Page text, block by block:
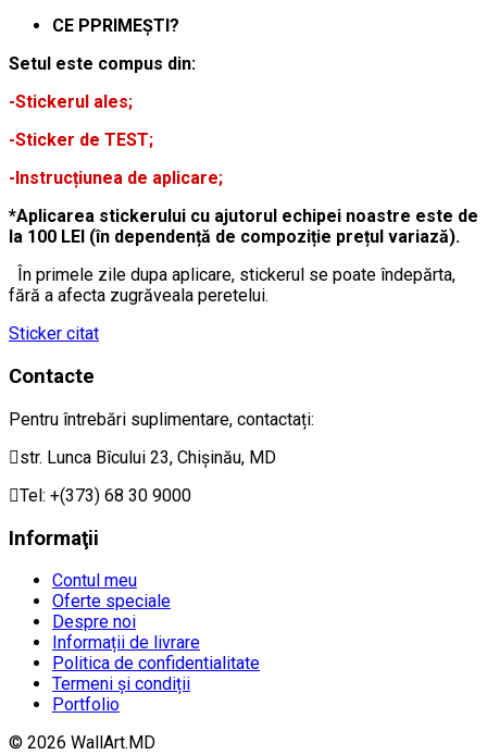
CE PPRIMEȘTI?
Setul este compus din:
-Stickerul ales;
-Sticker de TEST;
-Instrucțiunea de aplicare;
*Aplicarea stickerului cu ajutorul echipei noastre este de
la 100 LEI (în dependență de compoziție prețul variază).
În primele zile dupa aplicare, stickerul se poate îndepărta,
fără a afecta zugrăveala peretelui.
Sticker citat
Contacte
Pentru întrebări suplimentare, contactați:
str. Lunca Bîcului 23, Chișinău, MD
Tel: +(373) 68 30 9000
Informaţii
Contul meu
Oferte speciale
Despre noi
Informații de livrare
Politica de confidentialitate
Termeni și condiții
Portfolio
© 2026 WallArt.MD